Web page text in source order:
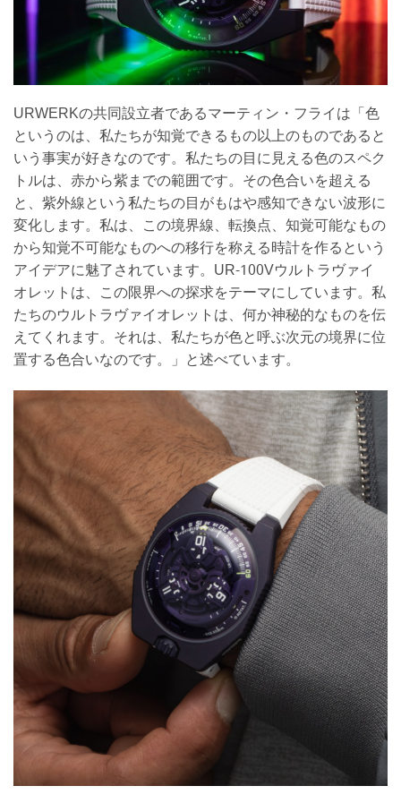
URWERKの共同設立者であるマーティン・フライは「色
というのは、私たちが知覚できるもの以上のものであると
いう事実が好きなのです。私たちの目に見える色のスペク
トルは、赤から紫までの範囲です。その色合いを超える
と、紫外線という私たちの目がもはや感知できない波形に
変化します。私は、この境界線、転換点、知覚可能なもの
から知覚不可能なものへの移行を称える時計を作るという
アイデアに魅了されています。UR-100Vウルトラヴァイ
オレットは、この限界への探求をテーマにしています。私
たちのウルトラヴァイオレットは、何か神秘的なものを伝
えてくれます。それは、私たちが色と呼ぶ次元の境界に位
置する色合いなのです。」と述べています。